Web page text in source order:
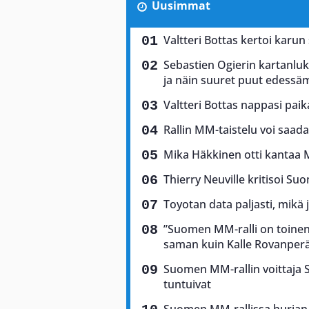
Uusimmat
Valtteri Bottas kertoi karun
Sebastien Ogierin
ja näin suuret puut
Valtteri Bottas nappasi
Rallin MM-taistelu voi
Mika Häkkinen otti kantaa
Thierry Neuville kritisoi
Toyotan data paljasti,
”Suomen MM-ralli on
saman kuin Kalle
Suomen MM-rallin voittaja
tuntuivat